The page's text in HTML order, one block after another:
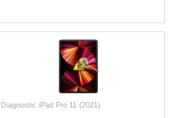
Diagnostic iPad Pro 11 (2021)